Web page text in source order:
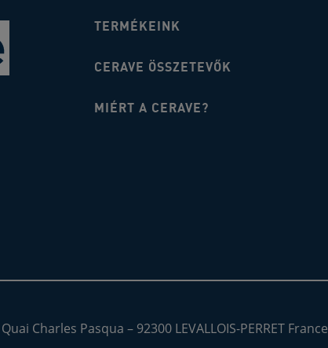
TERMÉKEINK
CERAVE ÖSSZETEVŐK
MIÉRT A CERAVE?
Charles Pasqua – 92300 LEVALLOIS-PERRET France